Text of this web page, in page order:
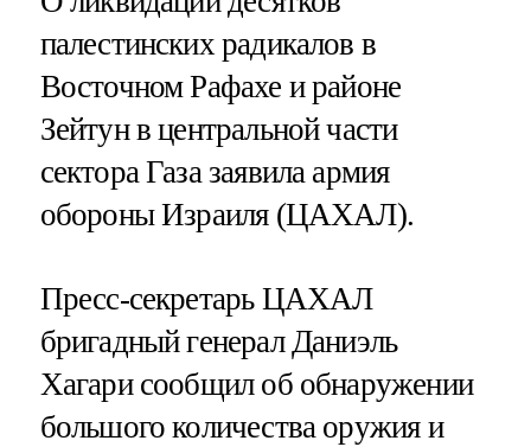
палестинских радикалов в
Восточном Рафахе и районе
Зейтун в центральной части
сектора Газа заявила армия
обороны Израиля (ЦАХАЛ).
Пресс-секретарь ЦАХАЛ
бригадный генерал Даниэль
Хагари сообщил об обнаружении
большого количества оружия и